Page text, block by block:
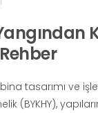
tasarımı ve
(BYKHY),